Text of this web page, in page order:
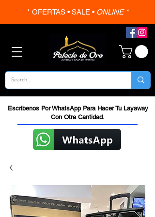
* OFERTAS • SALE •ONLINE *
Escribenos Por WhatsApp Para Hacer Tu Layaway
Con Otra Cantidad.